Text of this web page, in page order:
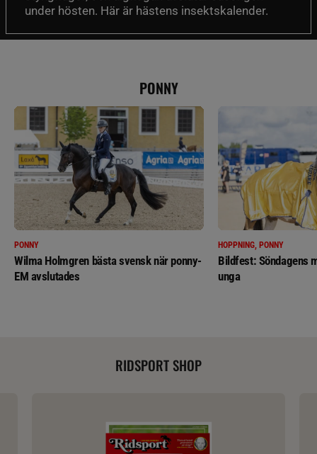
under hösten. Här är hästens insektskalender.
PONNY
PONNY
Wilma Holmgren bästa svensk när ponny-
EM avslutades
HOPPNING, PONNY
Bildfest: Söndagens
unga
RIDSPORT SHOP